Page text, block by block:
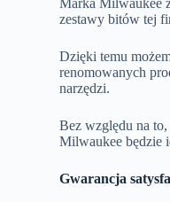
zestawy bitów tej
Dzięki temu
renomowanych
narzędzi.
Bez względu na
Milwaukee będzie
Gwarancja